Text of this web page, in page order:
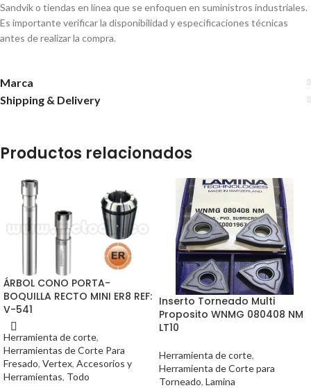
Sandvik o tiendas en línea que se enfoquen en suministros industriales.
Es importante verificar la disponibilidad y especificaciones técnicas
antes de realizar la compra.
Marca
Shipping & Delivery
Productos relacionados
ÁRBOL CONO PORTA-
BOQUILLA RECTO MINI ER8 REF:
V-541
Herramienta de corte,
Herramientas de Corte Para
Fresado, Vertex, Accesorios y
Herramientas, Todo
Inserto Torneado Multi
Proposito WNMG 080408 NM
LT10
Herramienta de corte,
Herramienta de Corte para
Torneado, Lamina